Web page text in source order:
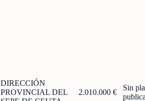
DIRECCIÓN
PROVINCIAL DEL
2.010.000 €
Sin